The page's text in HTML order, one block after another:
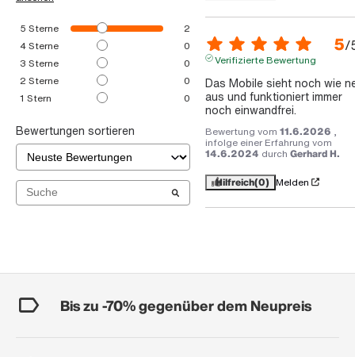
5 Sterne
2
4Sterne
0
3 Sterne
0
2 Sterne
0
1 Stern 0
Bewertungen sortieren
5/
Verifizierte Bewertung
Das Mobile sieht noch wie
aus und funktioniert immer
noch einwandfrei.
Bewertung vom 11.6.2026 ,
infolge einer Erfahrung vom
14.6.2024 durch Gerhard H.
Hilfreich(0) Melden
Bis zu -70% gegenüber dem Neupreis